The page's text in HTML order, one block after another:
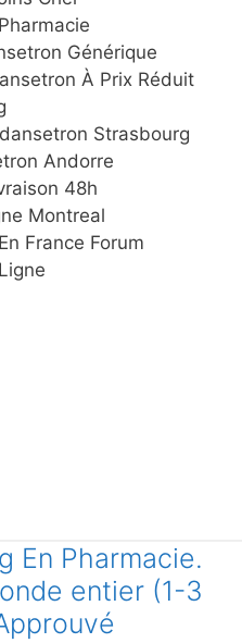
Générique
À Prix Réduit
Strasbourg
Andorre
48h
Montreal
France Forum
En Pharmacie.
entier (1-3